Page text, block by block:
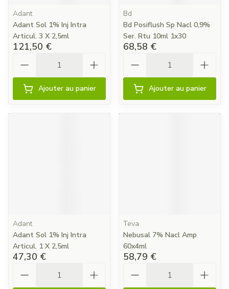
Adant
Adant Sol 1% Inj Intra
Articul. 3 X 2,5ml
121,50 €
Ajouter au panier
Bd
Bd Posiflush Sp Nacl 0,9%
Ser. Rtu 10ml 1x30
68,58 €
Ajouter au panier
Adant
Adant Sol 1% Inj Intra
Articul. 1 X 2,5ml
47,30 €
Teva
Nebusal 7% Nacl Amp
60x4ml
58,79 €